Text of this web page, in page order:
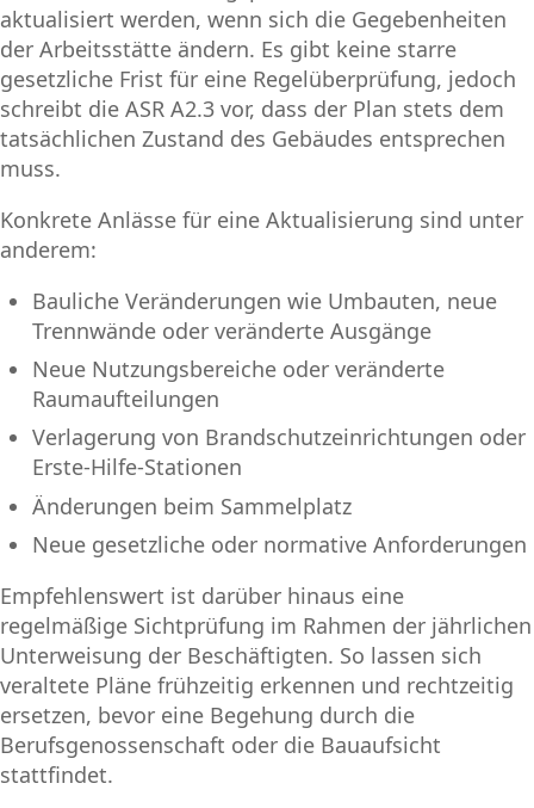
aktualisiert werden, wenn sich die Gegebenheiten
der Arbeitsstätte ändern. Es gibt keine starre
gesetzliche Frist für eine Regelüberprüfung, jedoch
schreibt die ASR A2.3 vor, dass der Plan stets dem
tatsächlichen Zustand des Gebäudes entsprechen
muss.
Konkrete Anlässe für eine Aktualisierung sind unter
anderem:
Bauliche Veränderungen wie Umbauten, neue
Trennwände oder veränderte Ausgänge
Neue Nutzungsbereiche oder veränderte
Raumaufteilungen
Verlagerung von Brandschutzeinrichtungen oder
Erste-Hilfe-Stationen
Änderungen beim Sammelplatz
Neue gesetzliche oder normative Anforderungen
Empfehlenswert ist darüber hinaus eine
regelmäßige Sichtprüfung im Rahmen der jährlichen
Unterweisung der Beschäftigten. So lassen sich
veraltete Pläne frühzeitig erkennen und rechtzeitig
ersetzen, bevor eine Begehung durch die
Berufsgenossenschaft oder die Bauaufsicht
stattfindet.